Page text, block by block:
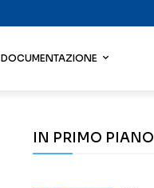
DOCUMENTAZIONE
IN PRIMO PIANO